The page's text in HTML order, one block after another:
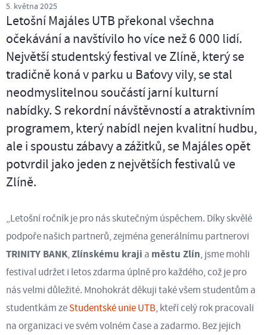
5. května 2025
Letošní Majáles UTB překonal všechna
očekávání a navštívilo ho více než 6 000 lidí.
Největší studentský festival ve Zlíně, který se
tradičně koná v parku u Baťovy vily, se stal
neodmyslitelnou součástí jarní kulturní
nabídky. S rekordní návštěvností a atraktivním
programem, který nabídl nejen kvalitní hudbu,
ale i spoustu zábavy a zážitků, se Majáles opět
potvrdil jako jeden z největších festivalů ve
Zlíně.
„Letošní ročník je pro nás skutečným úspěchem. Díky skvělé
podpoře našich partnerů, zejména generálnímu partnerovi
TRINITY BANK,Zlínskému kraji a městu Zlín, jsme mohli
festival udržet i letos zdarma úplně pro každého, což je pro
nás velmi důležité. Mnohokrát děkuji také všem studentům a
studentkám zeStudentské unie UTB, kteří celý rok pracovali
na organizaci ve svém volném čase a zadarmo. Bez jejich